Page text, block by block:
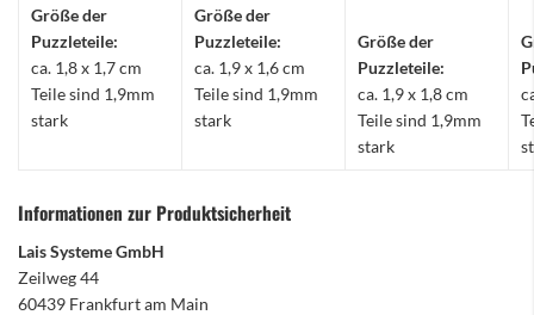
Größe der
Puzzleteile:
ca. 1,8 x 1,7 cm
Teile sind 1,9mm
stark
Größe der
Puzzleteile:
ca. 1,9 x 1,6 cm
Teile sind 1,9mm
stark
Größe der
Puzzleteile:
ca. 1,9 x 1,8 cm
Teile sind 1,9mm
stark
Informationen zur Produktsicherheit
Lais Systeme GmbH
Zeilweg 44
60439 Frankfurt am Main